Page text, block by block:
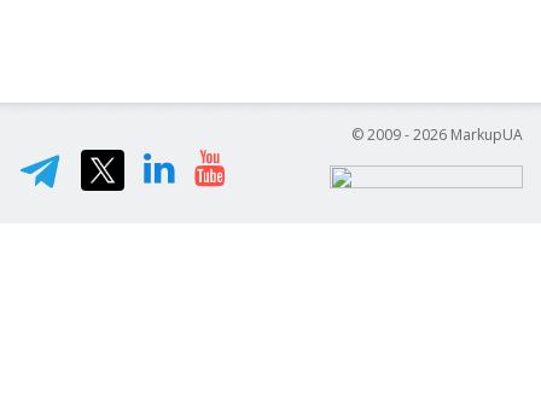
© 2009 - 2026 MarkupUA